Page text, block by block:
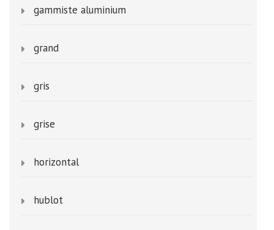
gammiste aluminium
grand
gris
grise
horizontal
hublot